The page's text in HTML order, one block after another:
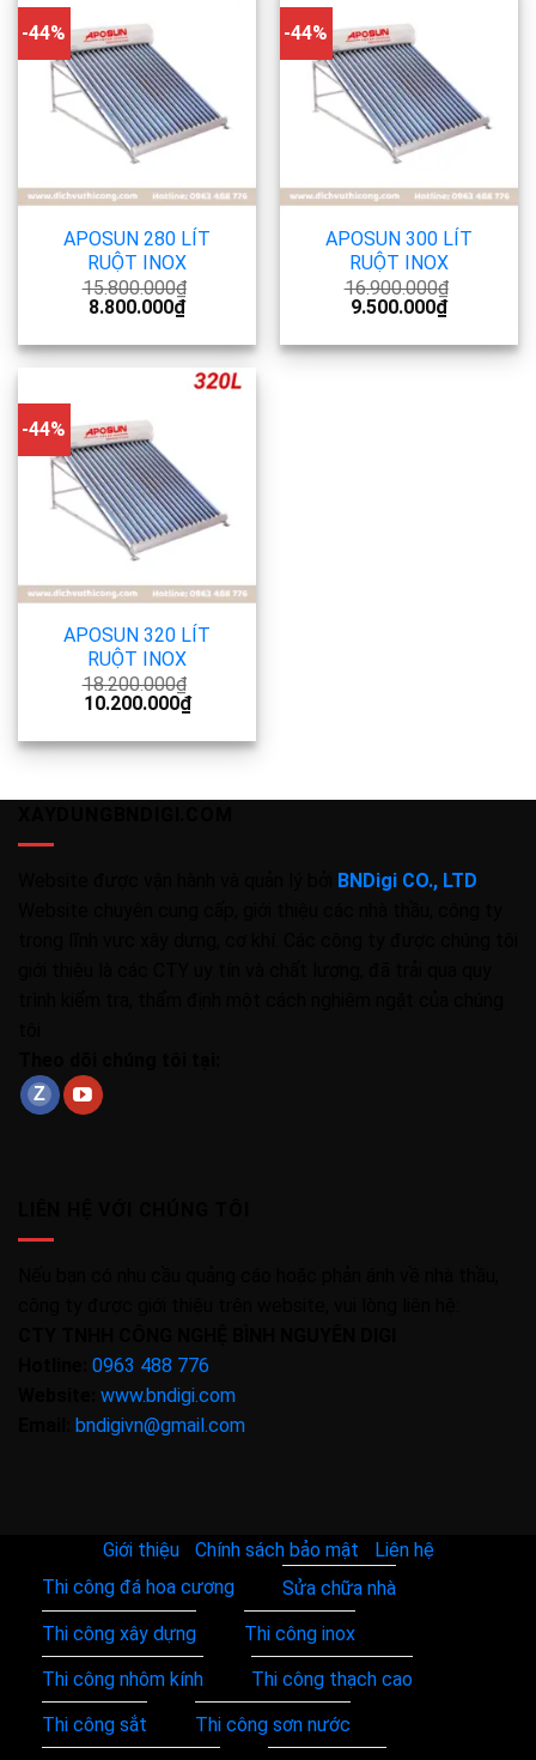
-44%
APOSUN 280 LÍT
RUỘT INOX
15.800.000₫
8.800.000₫
-44%
APOSUN 300 LÍT
RUỘT INOX
16.900.000₫
9.500.000₫
-44%
APOSUN 320 LÍT
RUỘT INOX
18.200.000₫
10.200.000₫
BNDigi CO., LTD
0963 488 776
www.bndigi.com
bndigivn@gmail.com
Giới thiệu| Chính sách bảo mật
Liên hệ
Thi công đá hoa cương
Sửa chữa nhà
Thi công xây dựng
Thi công inox
Thi công nhôm kính
Thi công thạch cao
Thi công sắt
Thi công sơn nước